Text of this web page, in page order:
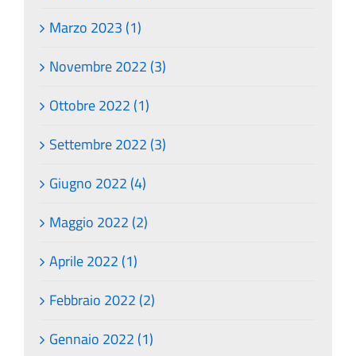
Marzo 2023 (1)
Novembre 2022 (3)
Ottobre 2022 (1)
Settembre 2022 (3)
Giugno 2022 (4)
Maggio 2022 (2)
Aprile 2022 (1)
Febbraio 2022 (2)
Gennaio 2022 (1)